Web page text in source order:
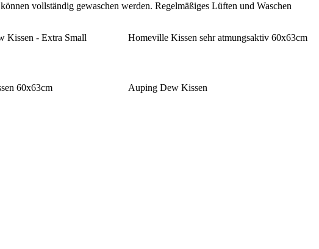
vollständig gewaschen werden. Regelmäßiges Lüften und Waschen
Kissen - Extra Small Homeville Kissen sehr atmungsaktiv 60x63cm
60x63cm
Auping Dew Kissen